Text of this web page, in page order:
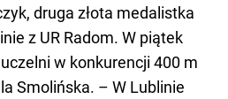
druga złota medalistka
z UR Radom. W piątek
w konkurencji 400 m
Smolińska. – W Lublinie